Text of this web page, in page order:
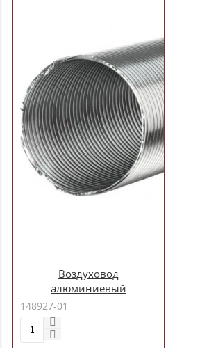
Воздуховод
алюминиевый
гофрированный d130 3 м
148927-01